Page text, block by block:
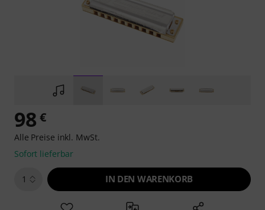
98 €
Alle Preise inkl. MwSt.
Sofort lieferbar
1 IN DEN WARENKORB